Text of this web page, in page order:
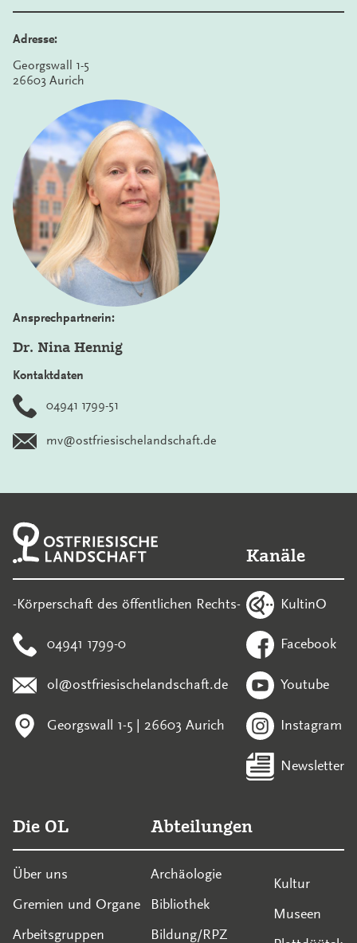
Adresse:
Georgswall 1-5
26603 Aurich
Ansprechpartnerin:
Dr. Nina Hennig
Kontaktdaten
04941 1799-51
mv@ostfriesischelandschaft.de
-Körperschaft des öffentlichen Rechts-
04941 1799-0
ol@ostfriesischelandschaft.de
Georgswall 1-5 | 26603 Aurich
Kanäle
KultinO
Facebook
Youtube
Instagram
Newsletter
Die OL
Über uns
Gremien und Organe
Arbeitsgruppen
Abteilungen
Archäologie
Bibliothek
Bildung/RPZ
Kultur
Museen